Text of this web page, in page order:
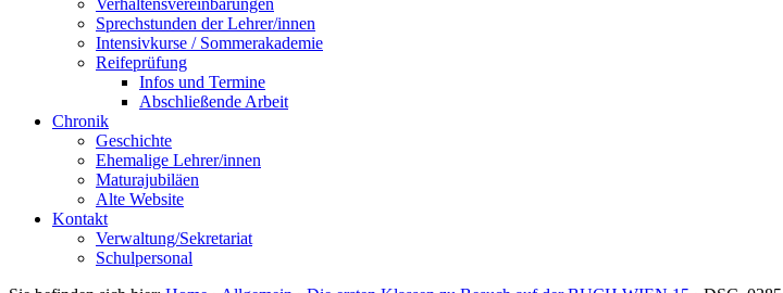
Verhaltensvereinbarungen
Sprechstunden der Lehrer/innen
Intensivkurse / Sommerakademie
Reifeprüfung
Infos und Termine
Abschließende Arbeit
Chronik
Geschichte
Ehemalige Lehrer/innen
Maturajubiläen
Alte Website
Kontakt
Verwaltung/Sekretariat
Schulpersonal